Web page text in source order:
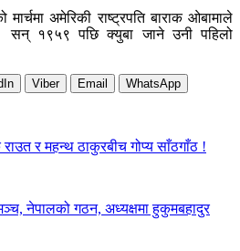
अमेरिकी राष्ट्रपति बाराक ओबामाले
सन् १९५९ पछि क्युबा जाने उनी पहिलो
Viber Email WhatsApp
र महन्थ ठाकुरबीच गोप्य साँठगाँठ !
मञ्च, नेपालको गठन, अध्यक्षमा हुकुमबहादुर